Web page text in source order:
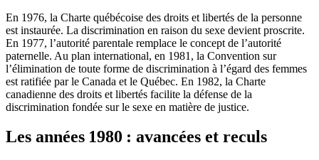
En 1976, la Charte québécoise des droits et libertés de la personne
est instaurée. La discrimination en raison du sexe devient proscrite.
En 1977, l’autorité parentale remplace le concept de l’autorité
paternelle. Au plan international, en 1981, la Convention sur
l’élimination de toute forme de discrimination à l’égard des femmes
est ratifiée par le Canada et le Québec. En 1982, la Charte
canadienne des droits et libertés facilite la défense de la
discrimination fondée sur le sexe en matière de justice.
Les années 1980 : avancées et reculs